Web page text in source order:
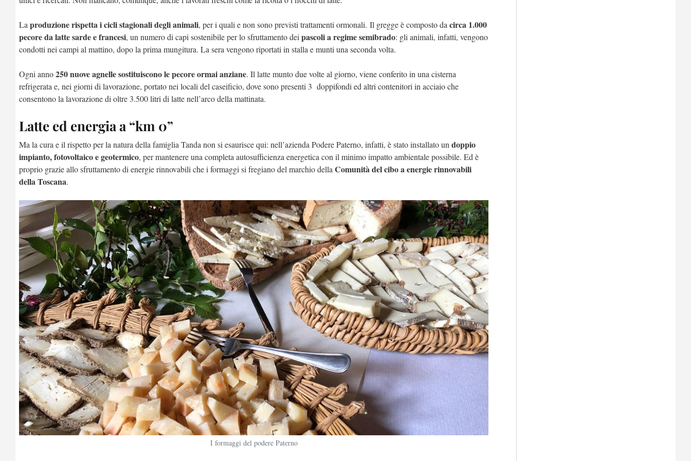
La produzione rispetta i cicli stagionali degli animali, per i quali e non sono previsti trattamenti ormonali. Il gregge è composto da circa 1.000
pecore da latte sarde e francesi, un numero di capi sostenibile per lo sfruttamento dei pascoli a regime semibrado: gli animali, infatti, vengono
condotti nei campi al mattino, dopo la prima mungitura. La sera vengono riportati in stalla e munti una seconda volta.
Ogni anno250 nuove agnelle sostituiscono le pecore ormai anziane. Il latte munto due volte al giorno, viene conferito in una cisterna
refrigerata e, nei giorni di lavorazione, portato nei locali del caseificio, dove sono presenti 3 doppifondi ed altri contenitori in acciaio che
consentono la lavorazione di oltre 3.500 litri di latte nell’arco della mattinata.
Latte ed energia a “km 0”
Ma la cura e il rispetto per la natura della famiglia Tanda non si esaurisce qui: nell’azienda Podere Paterno, infatti, è stato installato un doppio
impianto, fotovoltaico e geotermico, per mantenere una completa autosufficienza energetica con il minimo impatto ambientale possibile. Ed è
proprio grazie allo sfruttamento di energie rinnovabili che i formaggi si fregiano del marchio della Comunità del cibo a energie rinnovabili
della Toscana.
I formaggi del podere Paterno